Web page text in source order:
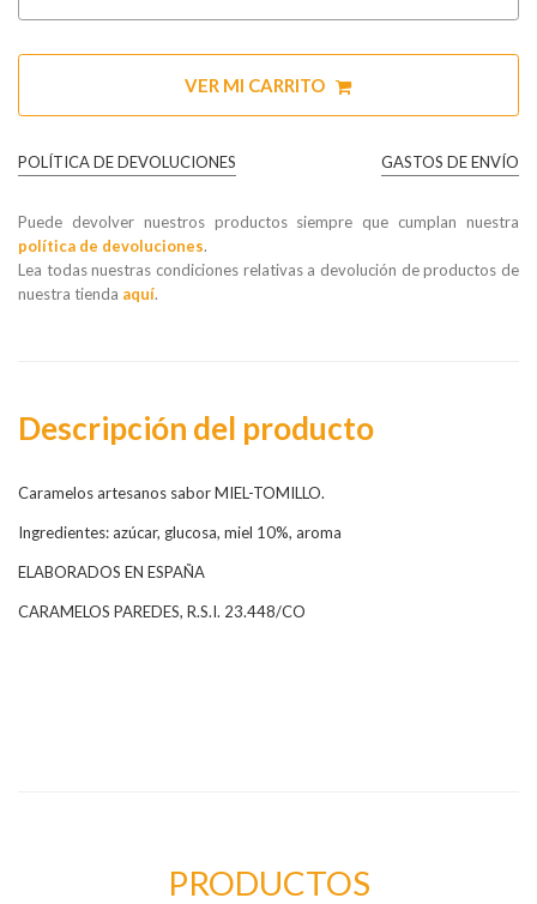
VER MI CARRITO
POLÍTICA DE DEVOLUCIONES GASTOS DE ENVÍO
Puede devolver nuestros productos siempre que cumplan nuestra
política de devoluciones.
Lea todas nuestras condiciones relativas a devolución de productos de
nuestra tienda aquí.
Descripción del producto
Caramelos artesanos sabor MIEL-TOMILLO.
Ingredientes: azúcar, glucosa, miel 10%, aroma
ELABORADOS EN ESPAÑA
CARAMELOS PAREDES, R.S.I. 23.448/CO
PRODUCTOS